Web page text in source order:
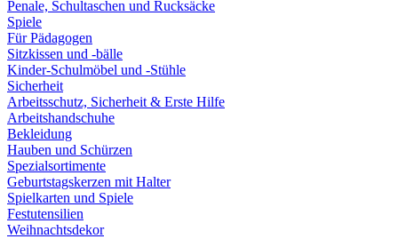
Penale, Schultaschen und Rucksäcke
Spiele
Für Pädagogen
Sitzkissen und -bälle
Kinder-Schulmöbel und -Stühle
Sicherheit
Arbeitsschutz, Sicherheit & Erste Hilfe
Arbeitshandschuhe
Bekleidung
Hauben und Schürzen
Spezialsortimente
Geburtstagskerzen mit Halter
Spielkarten und Spiele
Festutensilien
Weihnachtsdekor